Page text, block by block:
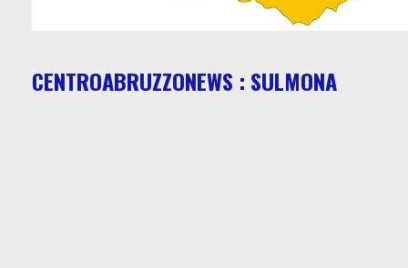
CENTROABRUZZONEWS : SULMONA